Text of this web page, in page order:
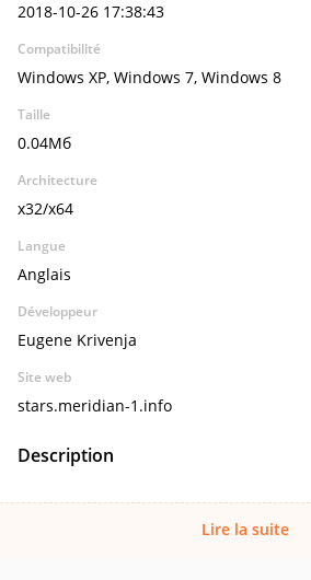
2018-10-26 17:38:43
Compatibilité
Windows XP, Windows 7, Windows 8
Taille
0.04Мб
Architecture
x32/x64
Langue
Anglais
Développeur
Eugene Krivenja
Site web
stars.meridian-1.info
Description
Lire la suite